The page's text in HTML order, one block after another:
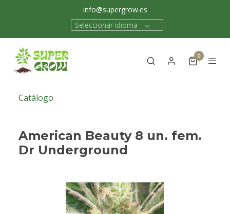
info@supergrow.es
Seleccionar idioma
0
Catálogo
American Beauty 8 un. fem.
Dr Underground